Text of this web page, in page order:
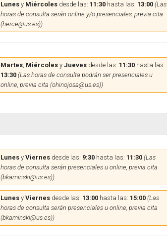
Lunesy Miércolesdesde las: 11:30hasta las: 13:00 (Las
horas de consulta serán online y/o presenciales, previa cita
(herce@us.es))
Martes, Miércolesy Juevesdesde las: 11:30hasta las:
13:30 (Las horas de consulta podrán ser presenciales u
online, previa cita (ohinojosa@us.es))
Lunesy Viernesdesde las: 9:30hasta las: 11:30 (Las
horas de consulta serán presenciales u online, previa cita
(bkaminski@us.es))
Lunesy Viernesdesde las: 13:00hasta las: 15:00 (Las
horas de consulta serán presenciales u online, previa cita
(bkaminski@us.es))